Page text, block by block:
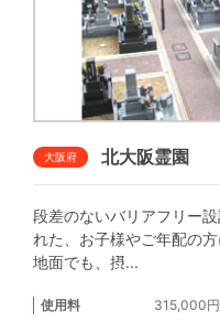
大阪府 北大阪霊園
段差のないバリアフリー
れた、お子様やご年配の
地面でも、摂...
使用料
315,000円